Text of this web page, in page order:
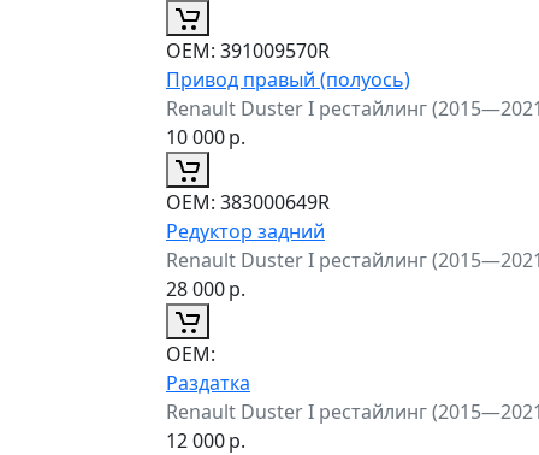
ОЕМ: 391009570R
Привод правый (полуось)
Renault Duster I рестайлинг
10 000р.
ОЕМ: 383000649R
Редуктор задний
Renault Duster I рестайлинг
28 000р.
ОЕМ:
Раздатка
Renault Duster I рестайлинг
12 000р.